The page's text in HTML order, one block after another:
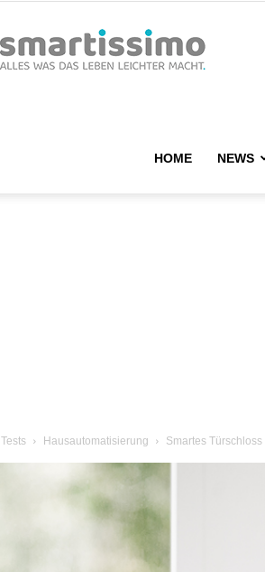
HOME NEWS
Tests Hausautomatisierung Smartes